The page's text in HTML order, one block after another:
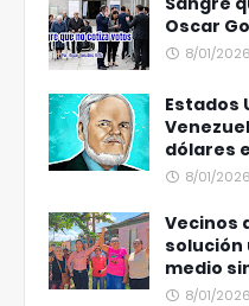
Oscar
8/01/
Estados
dólares
8/01/
Vecinos
solución
medio
8/01/